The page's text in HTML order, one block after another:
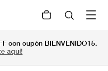
con cupón BIENVENIDO15.
aquí!